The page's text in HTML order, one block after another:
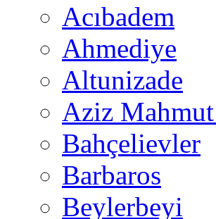
Acıbadem
Ahmediye
Altunizade
Aziz
Bahçelievler
Barbaros
Beylerbeyi